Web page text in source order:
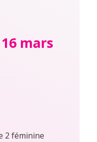
16 mars
2 féminine